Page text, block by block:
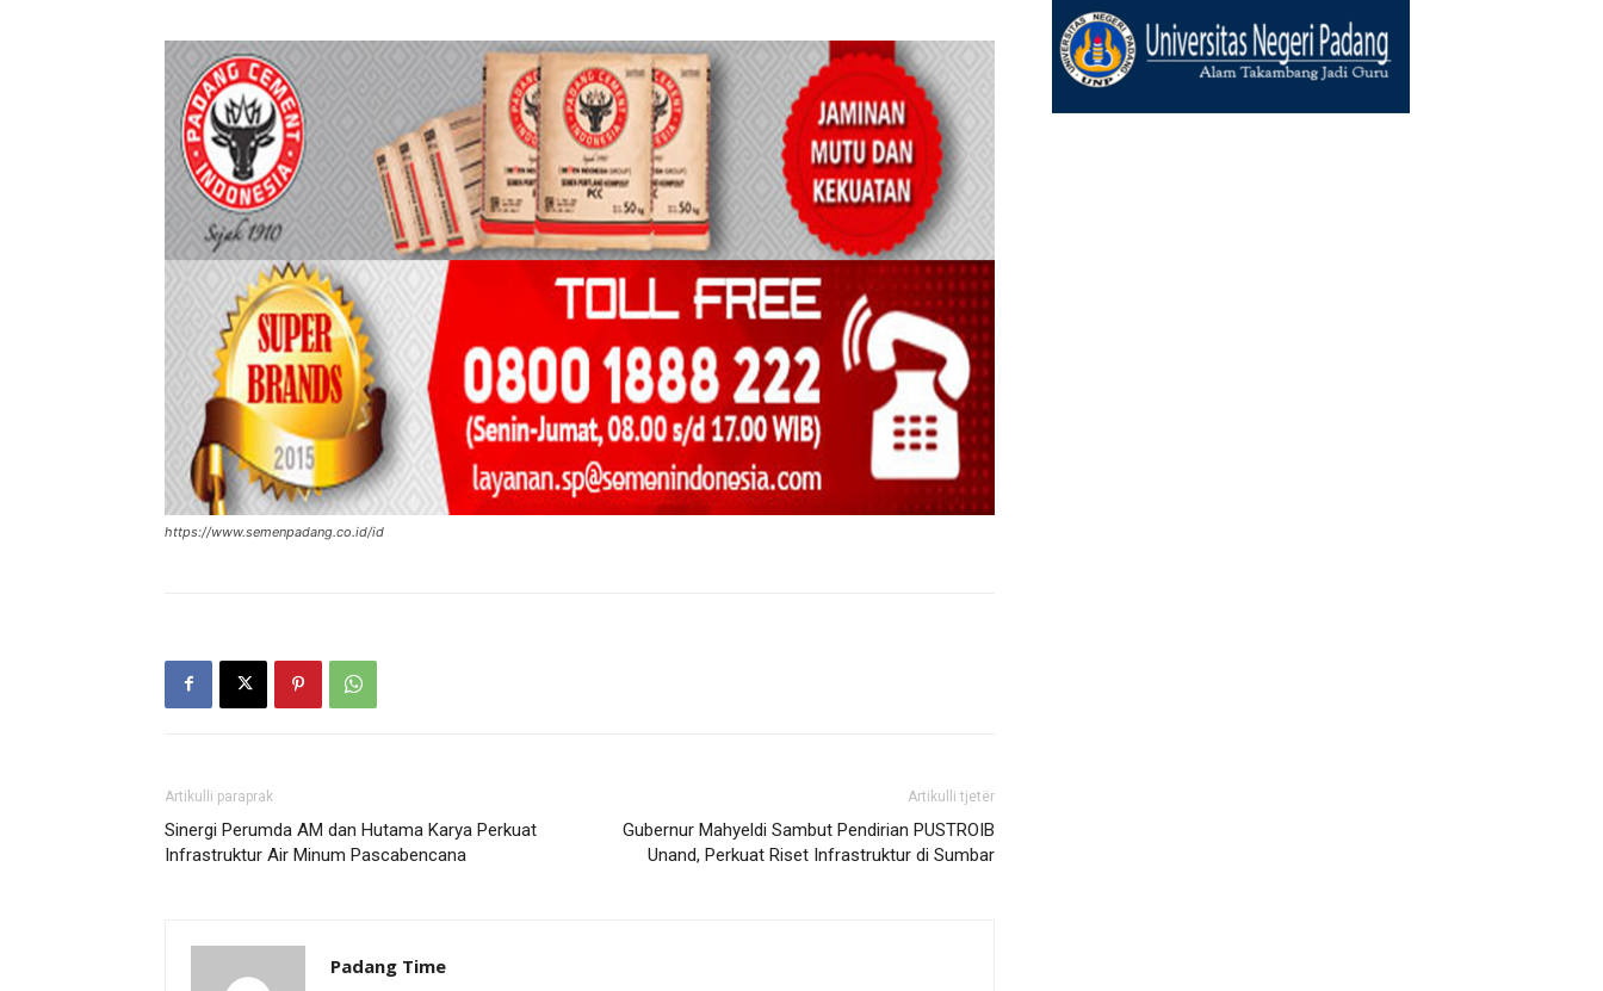
https://www.semenpadang.co.id/id
Artikulli paraprak
Sinergi Perumda AM dan Hutama Karya Perkuat
Infrastruktur Air Minum Pascabencana
Artikulli tjetër
Gubernur Mahyeldi Sambut Pendirian PUSTROIB
Unand, Perkuat Riset Infrastruktur di Sumbar
Padang Time